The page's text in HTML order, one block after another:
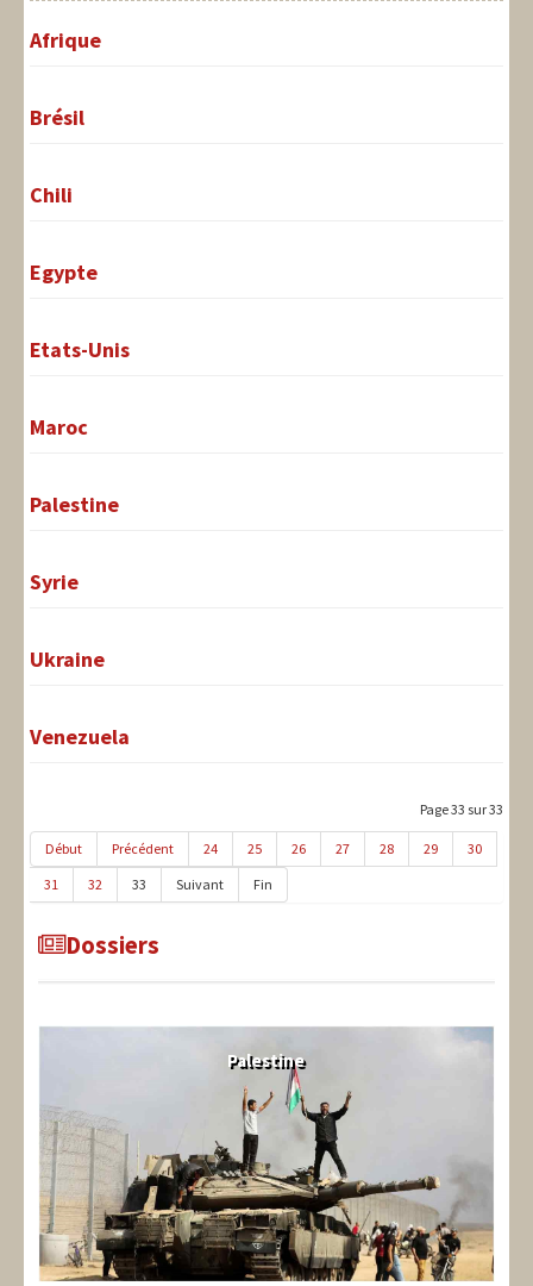
Afrique
Brésil
Chili
Egypte
Etats-Unis
Maroc
Palestine
Syrie
Ukraine
Venezuela
Page 33 sur 33
Début Précédent 24 25 26 27 28 29
30
31
32 33 Suivant Fin
Dossiers
Palestine